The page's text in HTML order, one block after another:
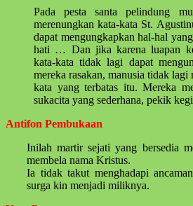
Pada pesta santa pelindung
merenungkan kata-kata St.
dapat mengungkapkan hal-hal
hati … Dan jika karena luapan
kata-kata tidak lagi dapat
mereka rasakan, manusia tidak lagi
kata yang terbatas itu. Mereka
sukacita yang sederhana, pekik
Antifon Pembukaan
Inilah martir sejati yang bersedia
membela nama Kristus.
Ia tidak takut menghadapi
surga kin menjadi miliknya.